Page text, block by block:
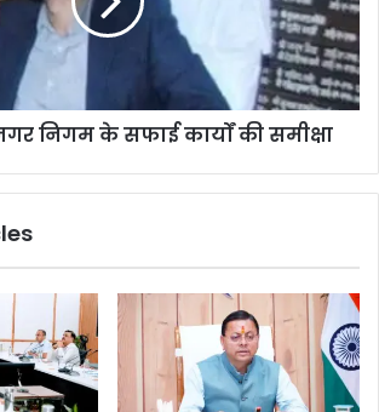
निगम के सफाई कार्यों की समीक्षा